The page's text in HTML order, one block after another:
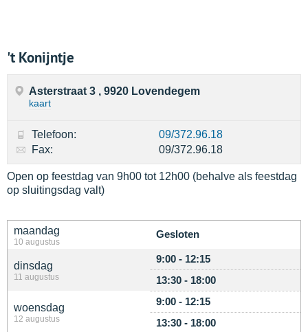
't Konijntje
maandag
10 augustus
Gesloten
dinsdag
11 augustus
9:00 - 12:15
13:30 - 18:00
woensdag
12 augustus
9:00 - 12:15
13:30 - 18:00
Asterstraat 3 , 9920 Lovendegem
kaart
Telefoon:
09/372.96.18
Fax:
09/372.96.18
Open op feestdag van 9h00 tot 12h00 (behalve als feestdag
op sluitingsdag valt)